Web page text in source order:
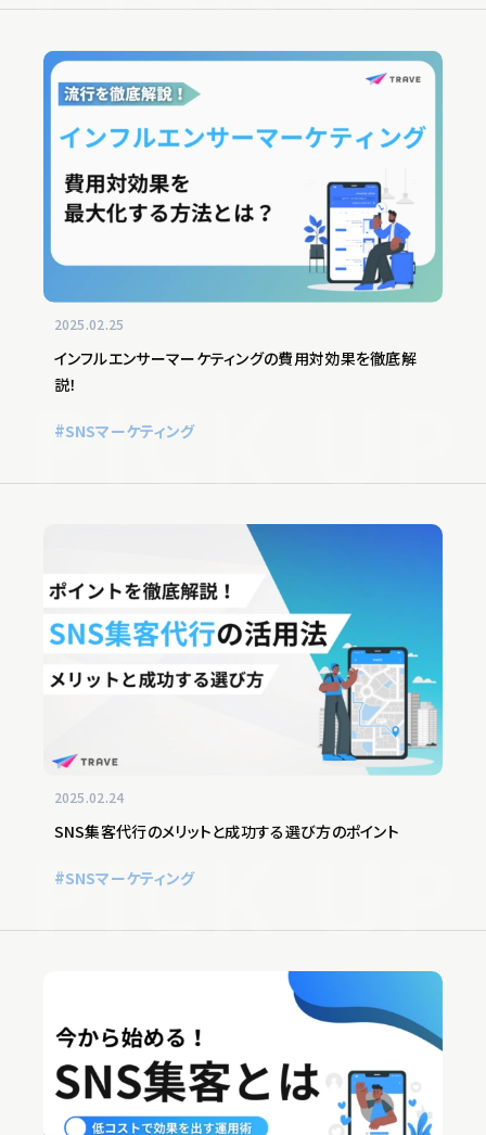
2025.02.25
インフルエンサーマーケティングの費用対効果を徹底解
説！
SNSマーケティング
2025.02.24
SNS集客代行のメリットと成功する選び方のポイント
SNSマーケティング